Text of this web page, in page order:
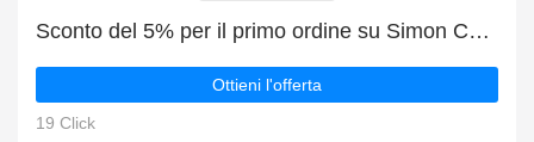
Sconto del 5% per il primo ordine su Simon Carter
Ottieni l'offerta
19 Click